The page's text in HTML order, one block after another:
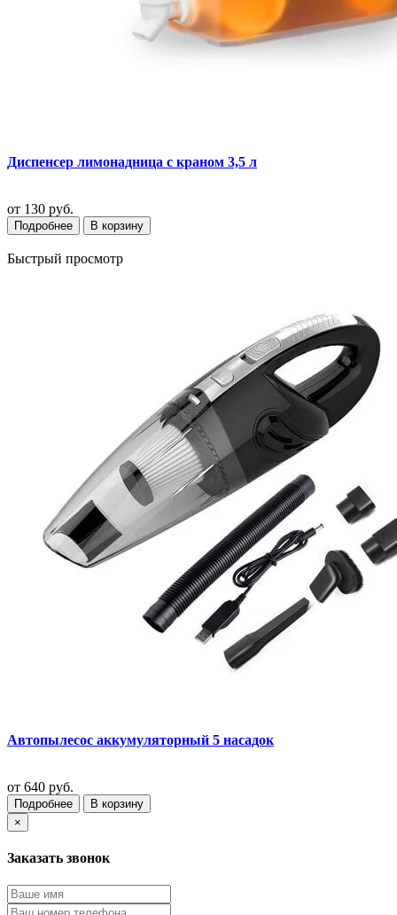
Диспенсер лимонадница с краном 3,5 л
от 130 руб.
Подробнее В корзину
Быстрый просмотр
Автопылесос аккумуляторный 5 насадок
от 640 руб.
Подробнее
В корзину
×
Заказать звонок